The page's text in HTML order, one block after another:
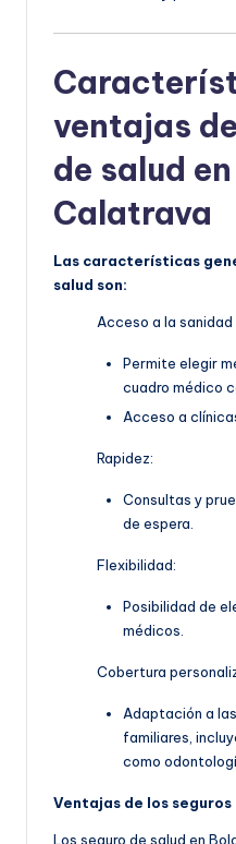
ventajas
de salud
Calatrava
Las características
salud son:
Acceso a la sanidad
Permite elegir
cuadro médico
Acceso a
Rapidez:
Consultas y
de espera.
Flexibilidad:
Posibilidad de
médicos.
Cobertura
Adaptación a
familiares,
como
Ventajas de los seguros
Los seguro de salud en